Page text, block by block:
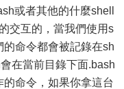
或者其他的什麼shell
交互的，當我們使用s
命令都會被記錄在sh
在當前目錄下面.bash
的命令，如果你拿這台